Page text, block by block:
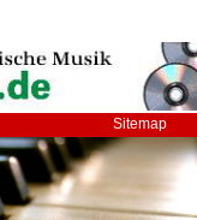
Sitemap